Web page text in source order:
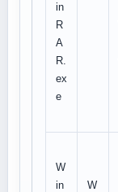
in
R
A
R.
ex
e
W
in
W